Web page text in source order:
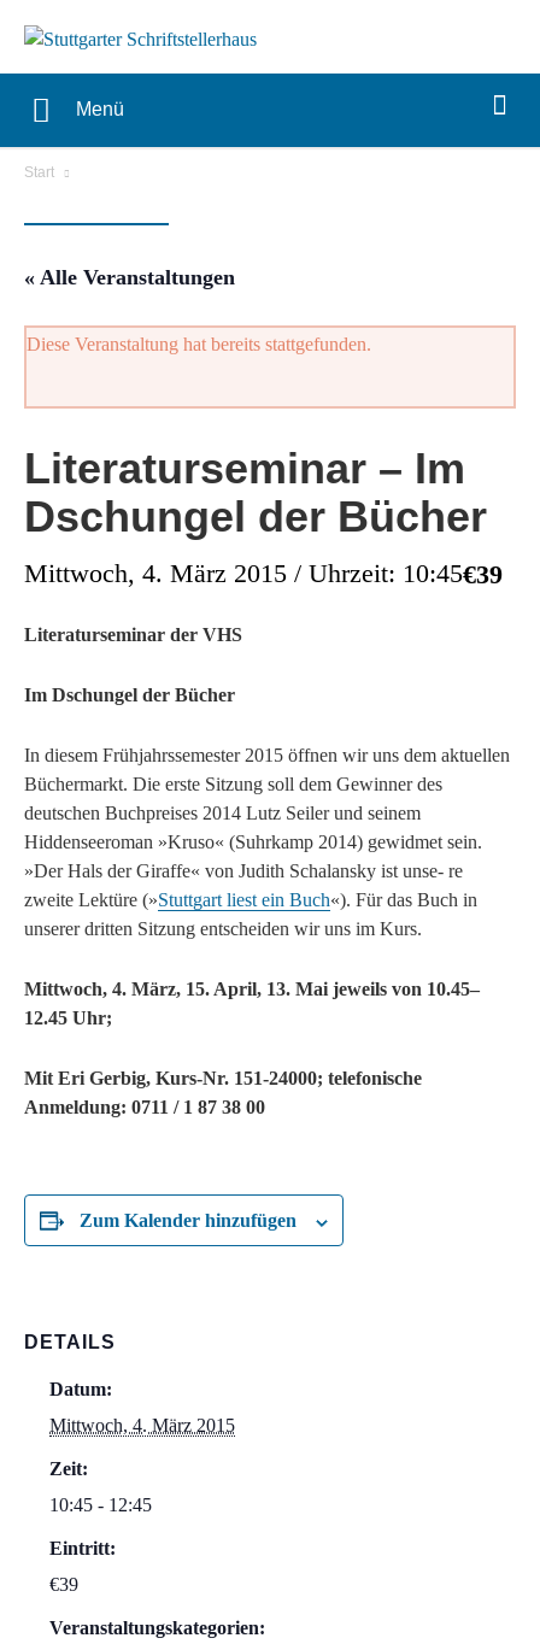
Menü
Start
« Alle Veranstaltungen
Diese Veranstaltung hat bereits stattgefunden.
Literaturseminar – Im
Dschungel der Bücher
Mittwoch, 4. März 2015 / Uhrzeit: 10:45€39
Literaturseminar der VHS
Im Dschungel der Bücher
In diesem Frühjahrssemester 2015 öffnen wir uns dem aktuellen
Büchermarkt. Die erste Sitzung soll dem Gewinner des
deutschen Buchpreises 2014 Lutz Seiler und seinem
Hiddenseeroman »Kruso« (Suhrkamp 2014) gewidmet sein.
»Der Hals der Giraffe« von Judith Schalansky ist unse- re
zweite Lektüre (»Stuttgart liest ein Buch«). Für das Buch in
unserer dritten Sitzung entscheiden wir uns im Kurs.
Mittwoch, 4. März, 15. April, 13. Mai jeweils von 10.45–
12.45 Uhr;
Mit Eri Gerbig, Kurs-Nr. 151-24000; telefonische
Anmeldung: 0711 / 1 87 38 00
Zum Kalender hinzufügen
DETAILS
Datum:
Mittwoch, 4. März 2015
Zeit:
10:45 - 12:45
Eintritt:
€39
Veranstaltungskategorien: